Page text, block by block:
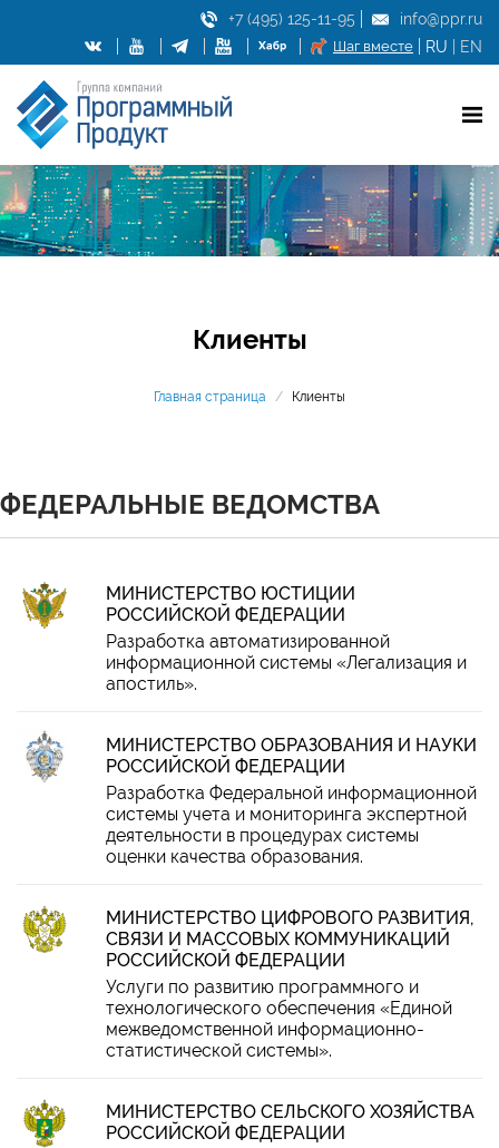
+7 (495) 125-11-95
info@ppr.ru
RU
EN
Шаг вместе
Клиенты
Главная страница / Клиенты
ФЕДЕРАЛЬНЫЕ ВЕДОМСТВА
МИНИСТЕРСТВО ЮСТИЦИИ
РОССИЙСКОЙ ФЕДЕРАЦИИ
Разработка автоматизированной
информационной системы «Легализация и
апостиль».
МИНИСТЕРСТВО ОБРАЗОВАНИЯ И НАУКИ
РОССИЙСКОЙ ФЕДЕРАЦИИ
Разработка Федеральной информационной
системы учета и мониторинга экспертной
деятельности в процедурах системы
оценки качества образования.
МИНИСТЕРСТВО ЦИФРОВОГО РАЗВИТИЯ,
СВЯЗИ И МАССОВЫХ КОММУНИКАЦИЙ
РОССИЙСКОЙ ФЕДЕРАЦИИ
Услуги по развитию программного и
технологического обеспечения «Единой
межведомственной информационно-
статистической системы».
МИНИСТЕРСТВО СЕЛЬСКОГО ХОЗЯЙСТВА
РОССИЙСКОЙ ФЕДЕРАЦИИ